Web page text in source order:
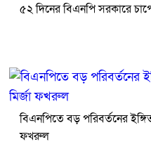
৫২ দিনের বিএনপি সরকারে
বিএনপিতে বড় পরিবর্তনের
ফখরুল